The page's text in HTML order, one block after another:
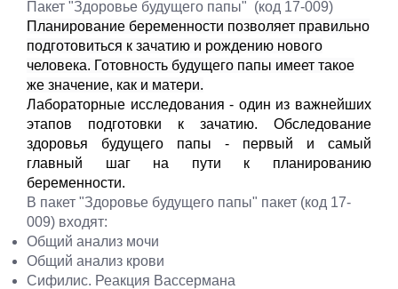
Пакет "Здоровье будущего папы" (код 17-009)
Планирование беременности позволяет правильно
подготовиться к зачатию и рождению нового
человека. Готовность будущего папы имеет такое
же значение, как и матери.
Лабораторные исследования - один из важнейших
этапов подготовки к зачатию. Обследование
здоровья будущего папы - первый и самый
главный шаг на пути к планированию
беременности.
В пакет "Здоровье будущего папы" пакет (код 17-
009) входят:
Общий анализ мочи
Общий анализ крови
Сифилис. Реакция Вассермана